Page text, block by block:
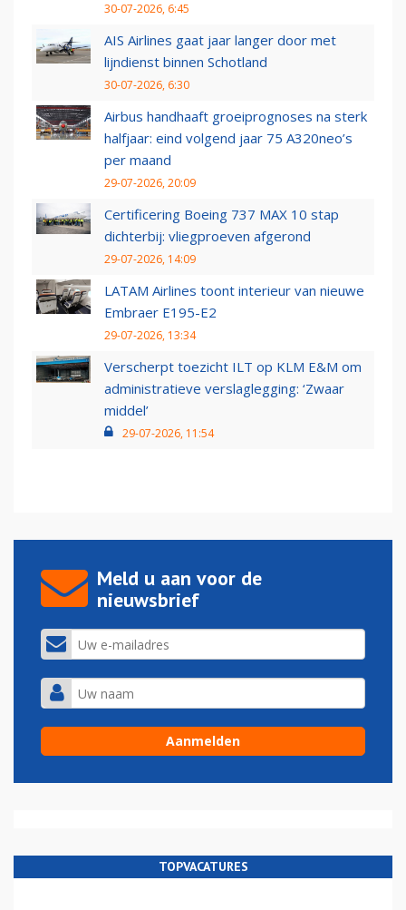
30-07-2026, 6:45
AIS Airlines gaat jaar langer door met
lijndienst binnen Schotland
30-07-2026, 6:30
Airbus handhaaft groeiprognoses na sterk
halfjaar: eind volgend jaar 75 A320neo’s
per maand
29-07-2026, 20:09
Certificering Boeing 737 MAX 10 stap
dichterbij: vliegproeven afgerond
29-07-2026, 14:09
LATAM Airlines toont interieur van nieuwe
Embraer E195-E2
29-07-2026, 13:34
Verscherpt toezicht ILT op KLM E&M om
administratieve verslaglegging: ‘Zwaar
middel’
29-07-2026, 11:54
Meld u aan voor de
nieuwsbrief
TOPVACATURES